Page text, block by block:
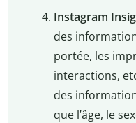
Instagram
des
portée, les
interactions,
des
que l’âge, le